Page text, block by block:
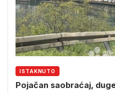
ISTAKNUTO
Pojačan saobraćaj,